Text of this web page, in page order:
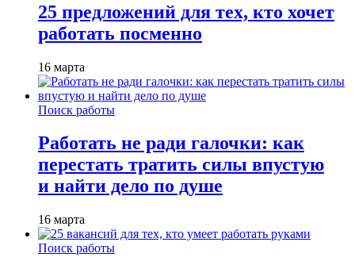
25 предложений для тех, кто хочет
работать посменно
16 марта
Поиск работы
Работать не ради галочки: как
перестать тратить силы впустую
и найти дело по душе
16 марта
Поиск работы